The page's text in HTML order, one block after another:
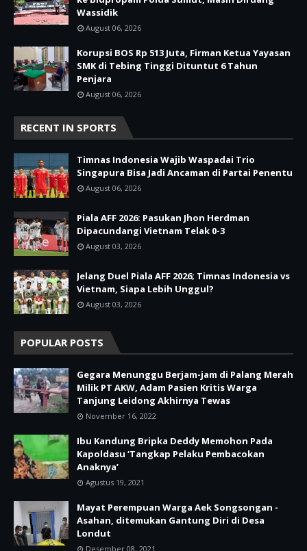
Wassidik
August 06, 2026
Korupsi BOS Rp 513 Juta, Firman Ketua Yayasan
SMK di Tebing Tinggi Dituntut 6 Tahun
Penjara
August 06, 2026
RECENT IN SPORTS
Timnas Indonesia Wajib Waspadai Trio
Singapura Bisa Jadi Ancaman di Partai Penentu
August 06, 2026
Piala AFF 2026: Pasukan Jhon Herdman
Dipacundangi Vietnam Telak 0-3
August 03, 2026
Jelang Duel Piala AFF 2026; Timnas Indonesia vs
Vietnam, Siapa Lebih Unggul?
August 03, 2026
POPULAR POSTS
Gegara Menunggu Berjam-jam di Palang Merah
Milik PT AKW, Adam Pasien Kritis Warga
Tanjung Leidong Akhirnya Tewas
November 16, 2022
Ibu Kandung Bripka Deddy Memohon Pada
Kapoldasu ‘Tangkap Pelaku Pembacokan
Anaknya’
Agustus 19, 2021
Mayat Perempuan Warga Aek Songsongan -
Asahan, ditemukan Gantung Diri di Desa
Londut
Desember 08, 2021